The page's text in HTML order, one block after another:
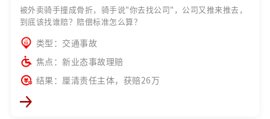
被外卖骑手撞成骨折，骑手说"你去找公司"，公司又推来推去，
到底该找谁赔？赔偿标准怎么算？
类型：交通事故
焦点：新业态事故理赔
结果：厘清责任主体，获赔26万